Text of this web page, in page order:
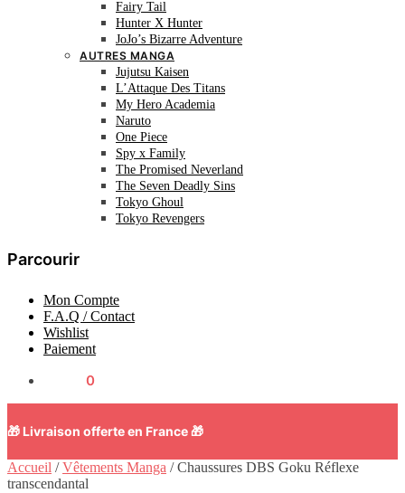
Fairy Tail
Hunter X Hunter
JoJo’s Bizarre Adventure
AUTRES MANGA
Jujutsu Kaisen
L’Attaque Des Titans
My Hero Academia
Naruto
One Piece
Spy x Family
The Promised Neverland
The Seven Deadly Sins
Tokyo Ghoul
Tokyo Revengers
Parcourir
Mon Compte
F.A.Q / Contact
Wishlist
Paiement
0
🎁 Livraison offerte en France 🎁
Accueil /Vêtements Manga /Chaussures DBS Goku Réflexe
transcendantal